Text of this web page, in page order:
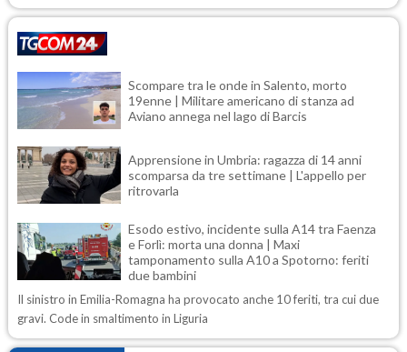
Scompare tra le onde in Salento, morto
19enne | Militare americano di stanza ad
Aviano annega nel lago di Barcis
Apprensione in Umbria: ragazza di 14 anni
scomparsa da tre settimane | L'appello per
ritrovarla
Esodo estivo, incidente sulla A14 tra Faenza
e Forlì: morta una donna | Maxi
tamponamento sulla A10 a Spotorno: feriti
due bambini
Il sinistro in Emilia-Romagna ha provocato anche 10 feriti, tra cui due
gravi. Code in smaltimento in Liguria